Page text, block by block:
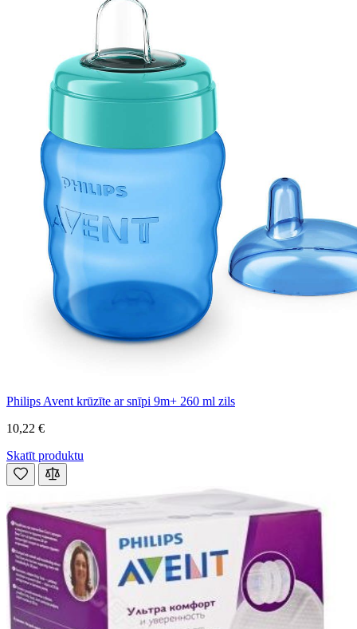
Philips Avent krūzīte ar snīpi 9m+ 260 ml zils
10,22 €
Skatīt produktu